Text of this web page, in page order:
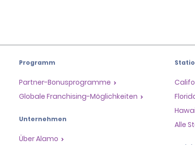
Programm
Partner-Bonusprogramme
Globale Franchising-Möglichkeiten
Unternehmen
Über Alamo
Alle